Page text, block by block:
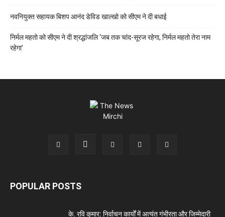
नवनियुक्त सहायक बिशप आनंद डेविड खाल्खो को सीएम ने दी बधाई
निर्मल महतो को सीएम ने दी श्रद्धांजलि ‘जब तक चांद-सूरज रहेगा, निर्मल महतो तेरा नाम
रहेगा’
POPULAR POSTS
के. रवि कुमार: निर्वाचन कार्यों में अत्यंत गंभीरता और जिम्मेदारी